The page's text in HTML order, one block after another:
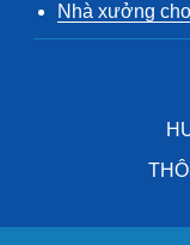
Nhà xưởng